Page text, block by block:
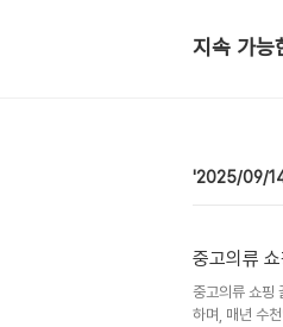
2025/09/
중고의류
중고의류 쇼핑
하며, 매년 수